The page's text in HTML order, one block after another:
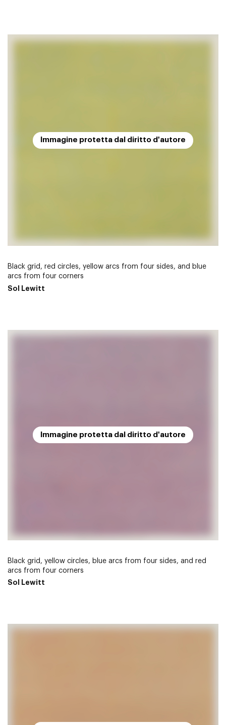
Immagine protetta dal diritto d'autore
Black grid, red circles, yellow arcs from four sides, and blue
arcs from four corners
Sol Lewitt
Immagine protetta dal diritto d'autore
Black grid, yellow circles, blue arcs from four sides, and red
arcs from four corners
Sol Lewitt